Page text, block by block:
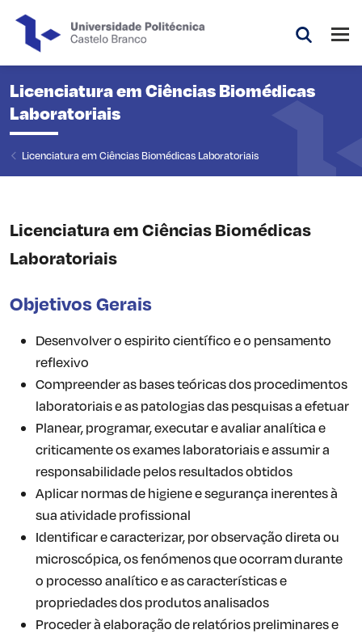
Licenciatura em Ciências Biomédicas
Laboratoriais
Licenciatura em Ciências Biomédicas Laboratoriais
Licenciatura em Ciências Biomédicas
Laboratoriais
Objetivos Gerais
Desenvolver o espirito científico e o pensamento
reflexivo
Compreender as bases teóricas dos procedimentos
laboratoriais e as patologias das pesquisas a efetuar
Planear, programar, executar e avaliar analítica e
criticamente os exames laboratoriais e assumir a
responsabilidade pelos resultados obtidos
Aplicar normas de higiene e segurança inerentes à
sua atividade profissional
Identificar e caracterizar, por observação direta ou
microscópica, os fenómenos que ocorram durante
o processo analítico e as características e
propriedades dos produtos analisados
Proceder à elaboração de relatórios preliminares e